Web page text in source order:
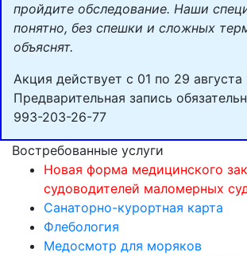
пройдите обследование. Наши
понятно, без спешки и сложных
объяснят.
Акция действует с 01 по 29 августа
Предварительная запись
993-203-26-77
Востребованные услуги
Новая форма медицинского
судоводителей маломерных
Cанаторно-курортная карта
Флебология
Медосмотр для моряков